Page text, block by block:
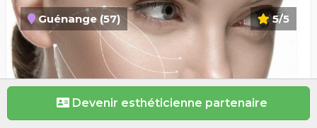
5/5
Guénange (57)
Devenir esthéticienne partenaire